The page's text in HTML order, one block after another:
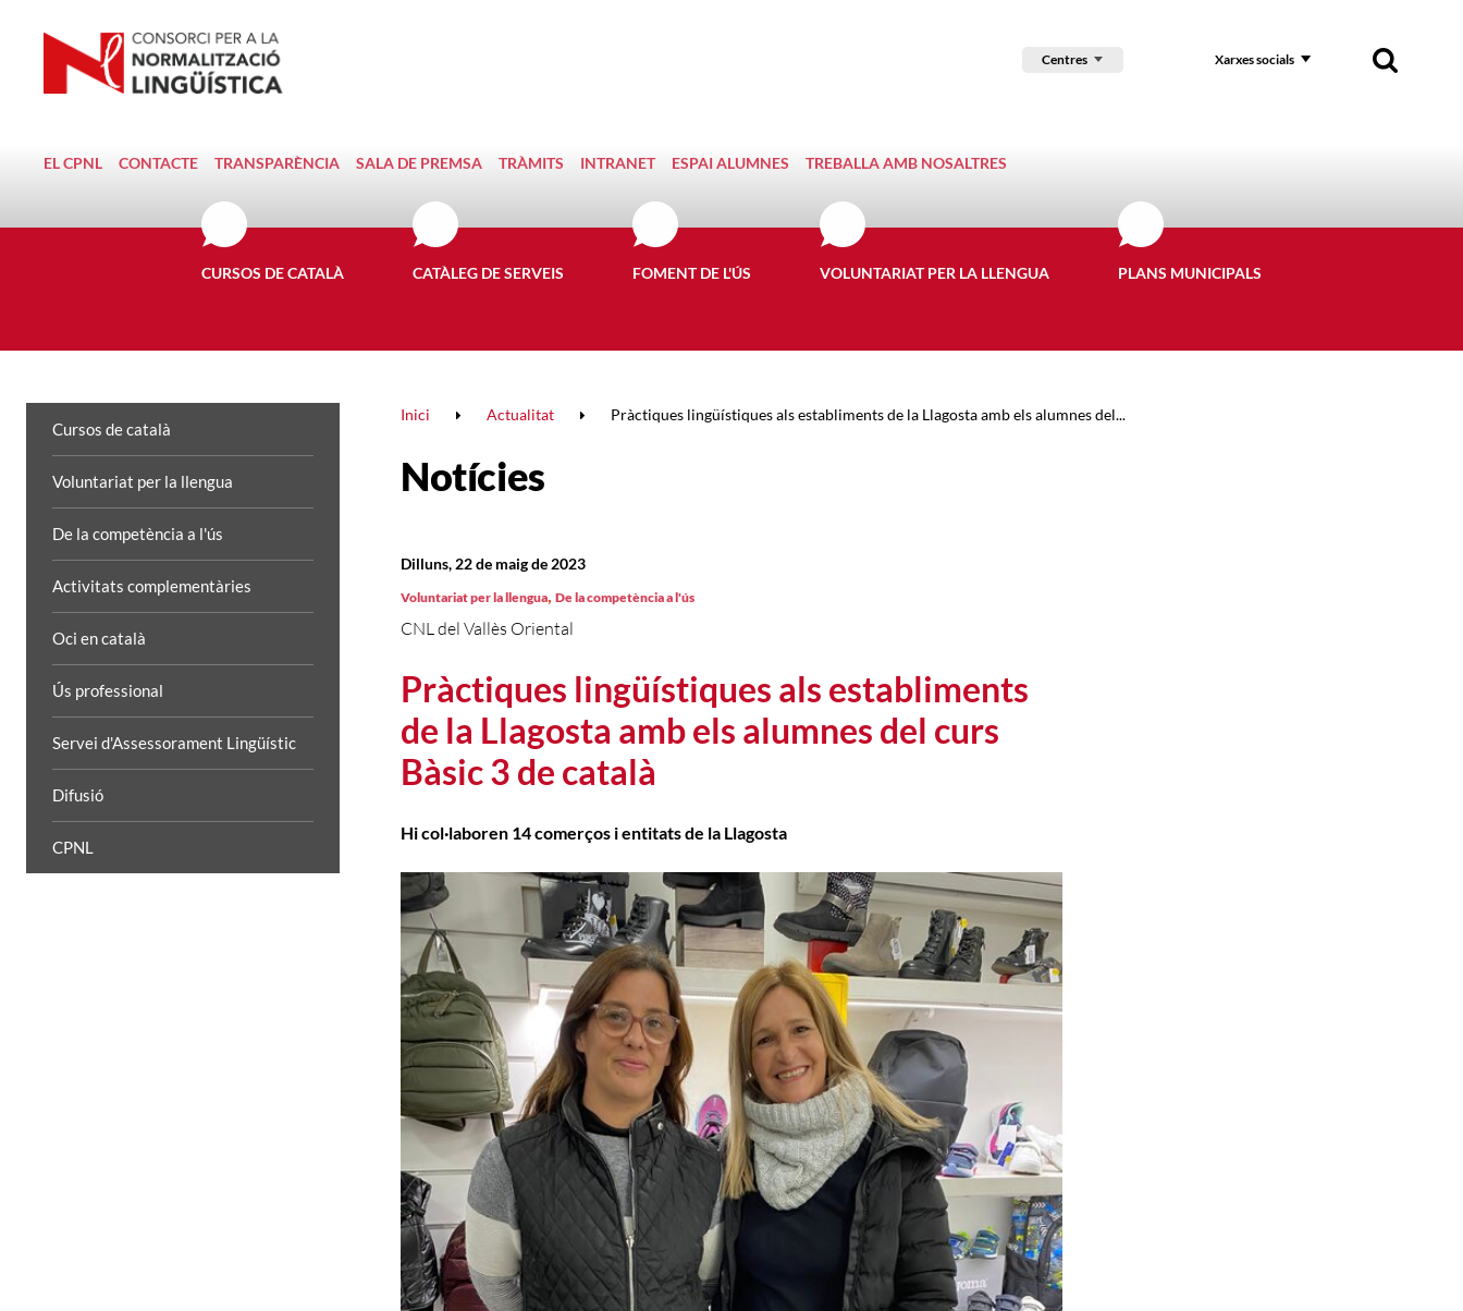
Centres Xarxes socials
EL CPNL CONTACTE TRANSPARÈNCIA SALA DE PREMSA TRÀMITS INTRANET ESPAI ALUMNES TREBALLA AMB NOSALTRES
CURSOS DE CATALÀ CATÀLEG DE SERVEIS FOMENT DE L'ÚS VOLUNTARIAT PER LA LLENGUA PLANS MUNICIPALS
Cursos de català
Voluntariat per la llengua
De la competència a l'ús
Activitats complementàries
Oci en català
Ús professional
Servei d'Assessorament Lingüístic
Difusió
CPNL
Inici Actualitat Pràctiques lingüístiques als establiments de la Llagosta amb els alumnes del...
Notícies
Pràctiques lingüístiques als establiments
de la Llagosta amb els alumnes del curs
Bàsic 3 de català
CNL del Vallès Oriental
Dilluns, 22 de maig de 2023
Voluntariat per la llengua, De la competència a l'ús
Hi col·laboren 14 comerços i entitats de la Llagosta